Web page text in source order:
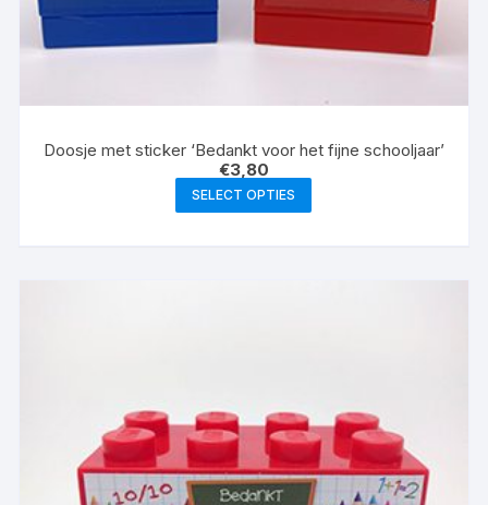
Doosje met sticker ‘Bedankt voor het fijne schooljaar’
€3,80
SELECT OPTIES